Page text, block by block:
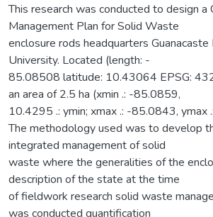
This research was conducted to design a
Management Plan for Solid Waste
enclosure rods headquarters Guanacaste
University. Located (length: -
85.08508 latitude: 10.43064 EPSG:
an area of 2.5 ha (xmin .: -85.0859,
10.4295 .: ymin; xmax .: -85.0843, ymax
The methodology used was to develop
integrated management of solid
waste where the generalities of the
description of the state at the time
of fieldwork research solid waste
was conducted quantification